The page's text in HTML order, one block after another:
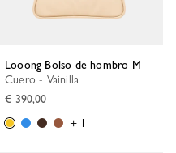
Looong Bolso de hombro M
Cuero - Vainilla
€ 390,00
+ 1